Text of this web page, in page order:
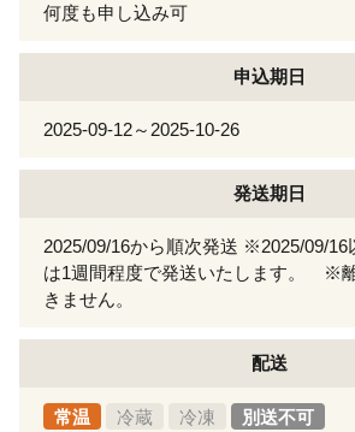
何度も申し込み可
申込期日
2025-09-12～2025-10-26
発送期日
2025/09/16から順次発送 ※2025/09/16
は1週間程度で発送いたします。 ※
きません。
配送
常温 冷蔵 冷凍 別送不可